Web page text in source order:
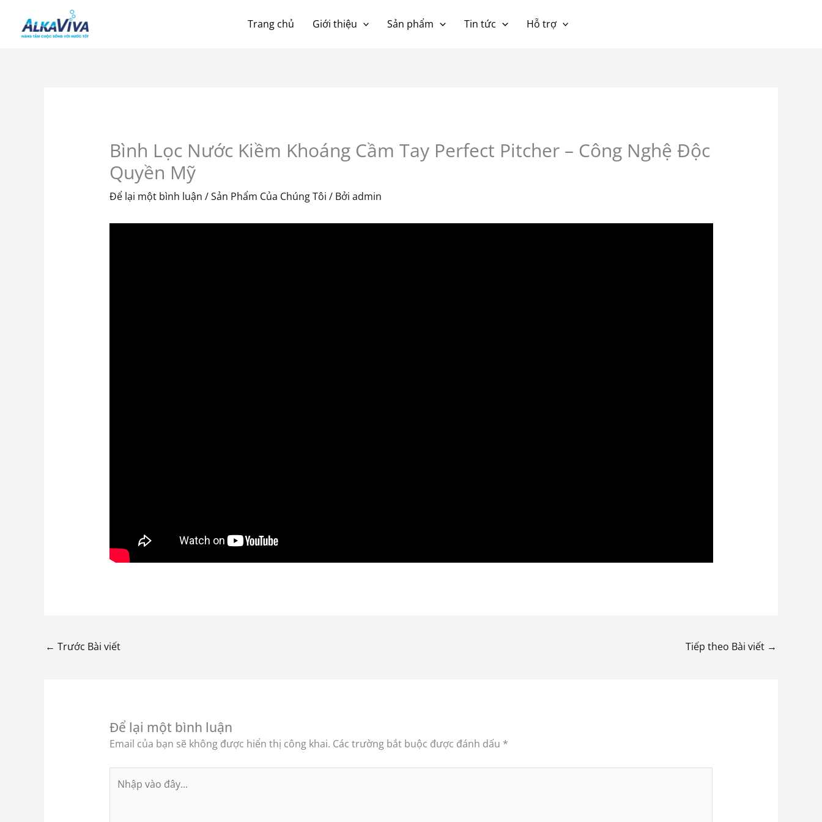
Trang chủ Giới thiệu Sản phẩm Tin tức Hỗ trợ
Bình Lọc Nước Kiềm Khoáng Cầm Tay Perfect Pitcher – Công Nghệ Độc
Quyền Mỹ
Để lại một bình luận /Sản Phẩm Của Chúng Tôi / Bởi admin
← Trước Bài viết Tiếp theo Bài viết →
Để lại một bình luận
Email của bạn sẽ không được hiển thị công khai. Các trường bắt buộc được đánh dấu *